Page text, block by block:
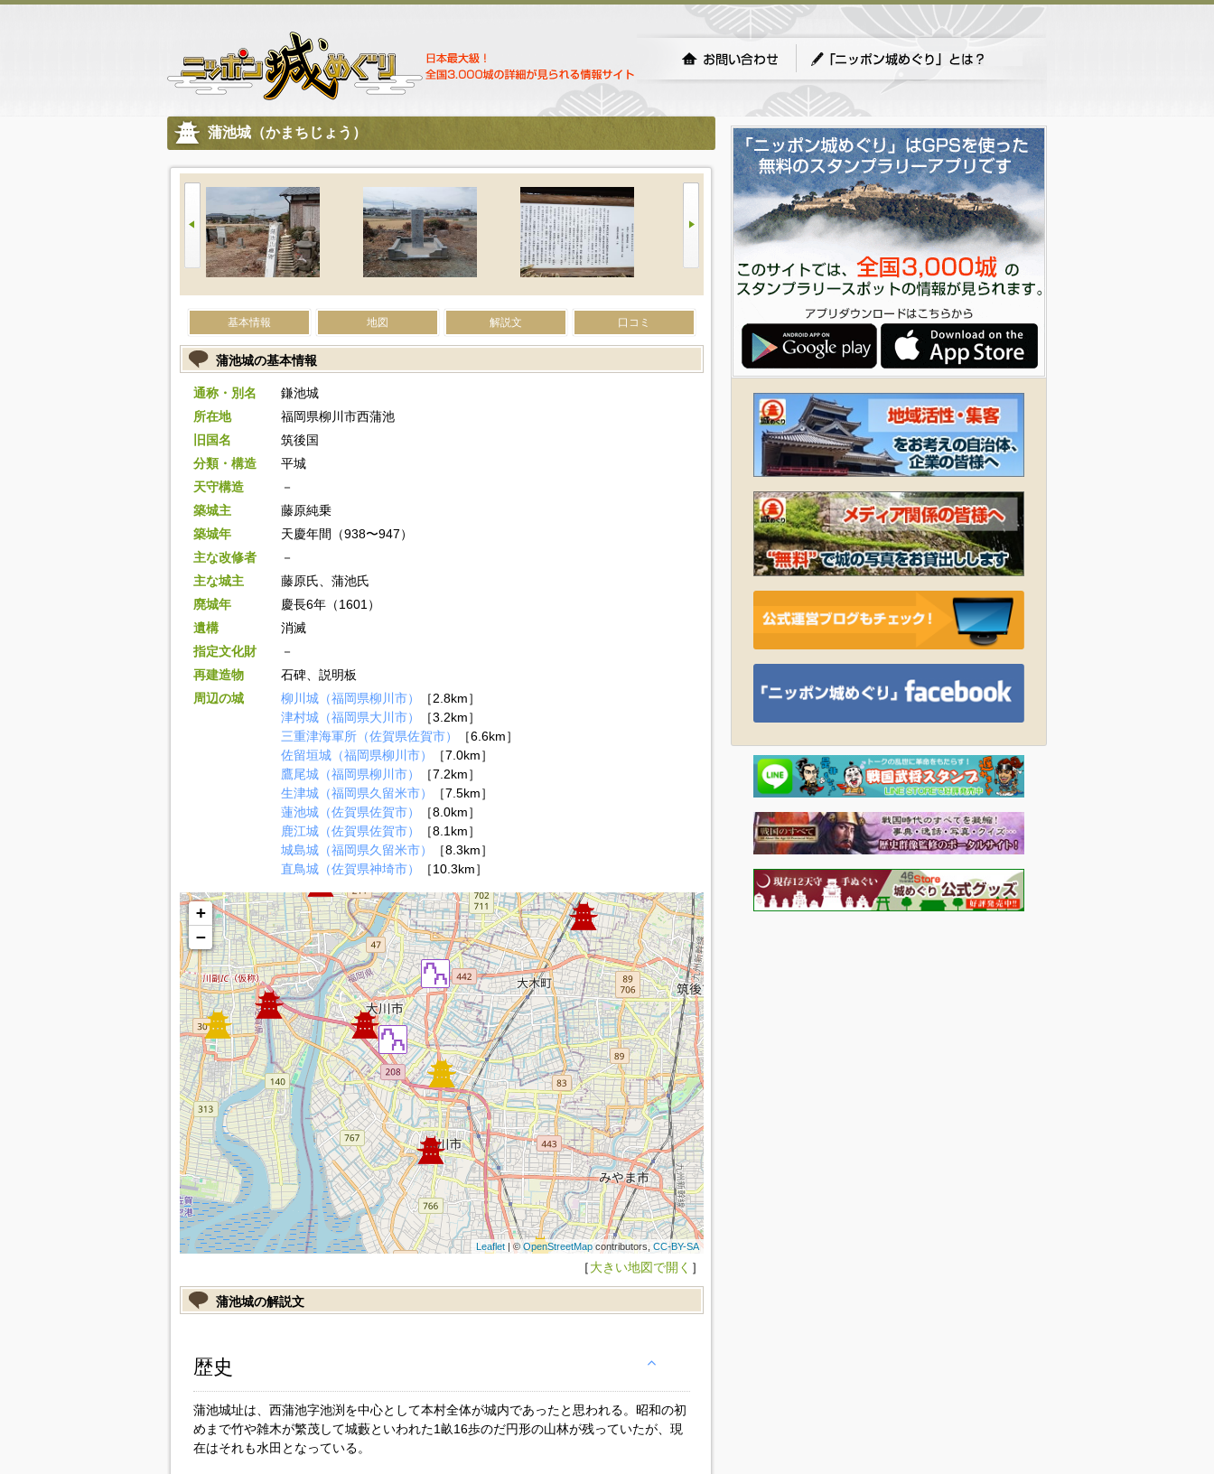
蒲池城（かまちじょう）
基本情報 地図 解説文 口コミ
蒲池城の基本情報
通称・別名
鎌池城
所在地
福岡県柳川市西蒲池
旧国名
筑後国
分類・構造
平城
天守構造
－
築城主
藤原純乗
築城年
天慶年間（938〜947）
主な改修者
－
主な城主
藤原氏、蒲池氏
廃城年
慶長6年（1601）
遺構
消滅
指定文化財
－
再建造物
石碑、説明板
周辺の城
柳川城（福岡県柳川市）
［2.8km］
津村城（福岡県大川市）
［3.2km］
三重津海軍所（佐賀県佐賀市）
［6.6km］
佐留垣城（福岡県柳川市）
［7.0km］
鷹尾城（福岡県柳川市）
［7.2km］
生津城（福岡県久留米市）
［7.5km］
蓮池城（佐賀県佐賀市）
［8.0km］
鹿江城（佐賀県佐賀市）
［8.1km］
城島城（福岡県久留米市）
［8.3km］
直鳥城（佐賀県神埼市）
［10.3km］
+
−
Leaflet| ©OpenStreetMapcontributors, CC-BY-SA
［大きい地図で開く ］
蒲池城の解説文
歴史
蒲池城址は、西蒲池字池渕を中心として本村全体が城内であったと思われる。昭和の初
めまで竹や雑木が繁茂して城藪といわれた1畝16歩のだ円形の山林が残っていたが、現
在はそれも水田となっている。